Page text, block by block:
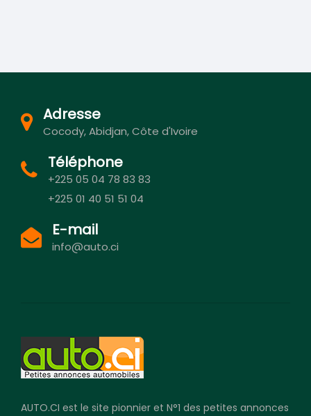
Adresse
Cocody, Abidjan, Côte d'Ivoire
Téléphone
+225 05 04 78 83 83
+225 01 40 51 51 04
E-mail
info@auto.ci
AUTO.CI est le site pionnier et N°1 des petites annonces